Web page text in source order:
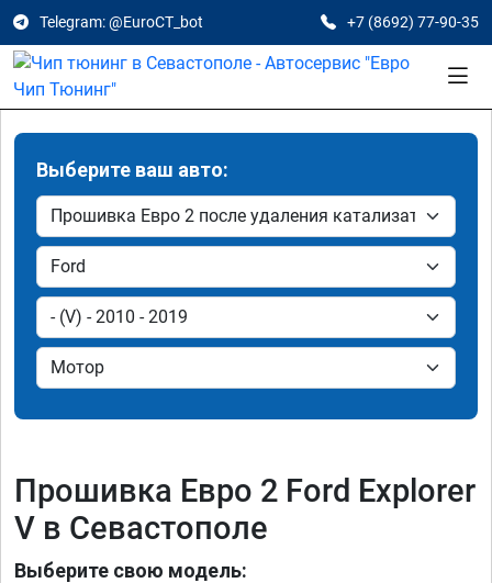
Telegram: @EuroCT_bot +7 (8692) 77-90-35
Выберите ваш авто:
Прошивка Евро 2 Ford Explorer
V в Севастополе
Выберите свою модель: